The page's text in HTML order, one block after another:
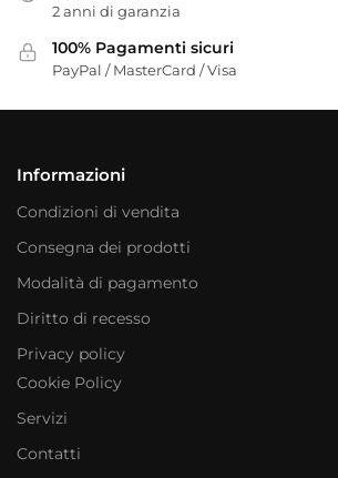
2 anni di garanzia
100% Pagamenti sicuri
PayPal / MasterCard / Visa
Informazioni
Condizioni di vendita
Consegna dei prodotti
Modalità di pagamento
Diritto di recesso
Privacy policy
Cookie Policy
Servizi
Contatti